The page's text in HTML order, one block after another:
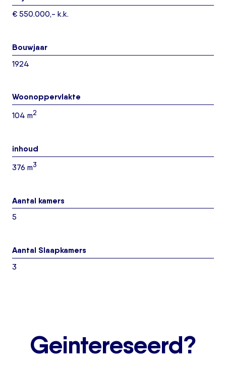
€ 550.000,- k.k.
Bouwjaar
1924
Woonoppervlakte
104 m2
inhoud
376 m3
Aantal kamers
5
Aantal Slaapkamers
3
Geintereseerd?